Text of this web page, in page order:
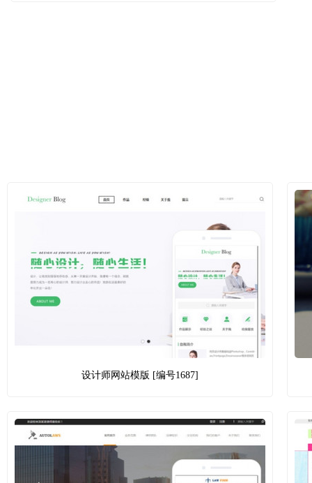
设计师网站模版 [编号1687]